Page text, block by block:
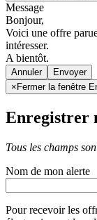
Message
Bonjour,
Voici une offre
intéresser.
A bientôt.
Annuler
× Fermer la fenêtre
Enregistrer
Tous les champs
Nom de mon alerte
Pour recevoir les